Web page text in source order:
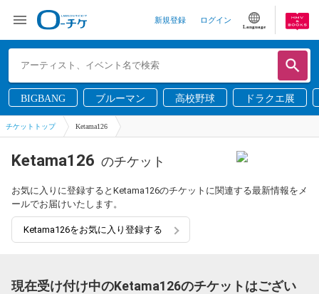
新規登録 ログイン
Language
BIGBANG ブルーマン 高校野球 ドラクエ展
チケットトップ Ketama126
Ketama126 のチケット
お気に入りに登録するとKetama126のチケットに関連する最新情報をメ
ールでお届けいたします。
Ketama126をお気に入り登録する
現在受け付け中のKetama126のチケットはござい